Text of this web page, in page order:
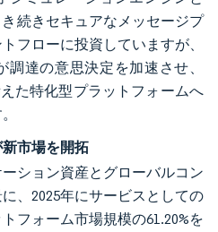
続きセキュアなメッセージプ
フローに投資していますが、
達の意思決定を加速させ、
た特化型プラットフォームへ
市場を開拓
ション資産とグローバルコン
、2025年にサービスとしての
フォーム市場規模の61.20%を